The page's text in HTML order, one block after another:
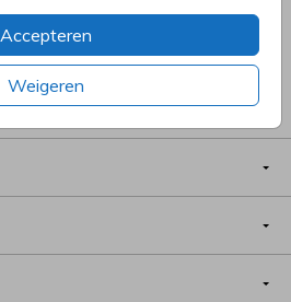
Accepteren
Weigeren